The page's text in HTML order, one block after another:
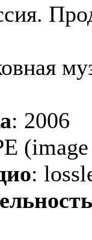
: 2006
: